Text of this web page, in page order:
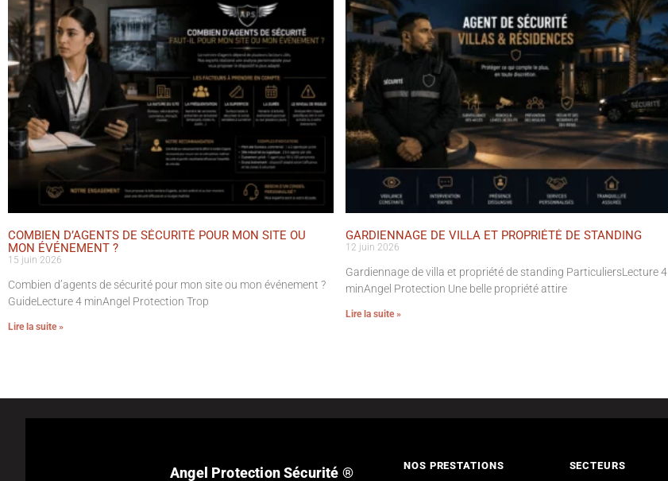
COMBIEN D’AGENTS DE SÉCURITÉ POUR MON SITE OU
MON ÉVÉNEMENT ?
15 juin 2026
Combien d’agents de sécurité pour mon site ou mon événement ?
GuideLecture 4 minAngel Protection Trop
Lire la suite »
GARDIENNAGE DE VILLA ET PROPRIÉTÉ DE STANDING
12 juin 2026
Gardiennage de villa et propriété de standing ParticuliersLecture 4
minAngel Protection Une belle propriété attire
Lire la suite »
Angel Protection Sécurité ® NOS PRESTATIONS SECTEURS